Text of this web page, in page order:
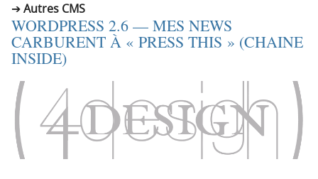
Autres CMS
WORDPRESS 2.6 — MES NEWS
CARBURENT À « PRESS THIS » (CHAINE
INSIDE)